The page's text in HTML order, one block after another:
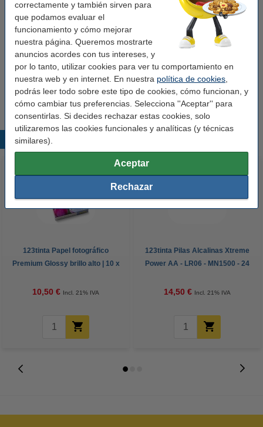
correctamente y también sirven para
que podamos evaluar el
funcionamiento y cómo mejorar
nuestra página. Queremos mostrarte
anuncios acordes con tus intereses, y
por lo tanto, utilizar cookies para ver tu comportamiento en
nuestra web y en internet. En nuestra política de cookies
podrás leer todo sobre este tipo de cookies, cómo funcionan, y
cómo cambiar tus preferencias. Selecciona ''Aceptar'' para
consentirlas. Si decides rechazar estas cookies, solo
utilizaremos las cookies funcionales y analíticas (y técnicas
similares).
Aceptar
Rechazar
123tinta
etiquetas de código de barras
autoadhesivo
26 x 51 mm (LxAn)
Ver características y descripción
En stock
¡Recíbelo mañana!
52,50 € Comprar
123tinta Papel fotográfico
Premium Glossy brillo alto | 10 x
10,50 € Incl. 21% IVA
123tinta Pilas Alcalinas Xtreme
Power AA - LR06 - MN1500 - 24
14,50 € Incl. 21% IVA